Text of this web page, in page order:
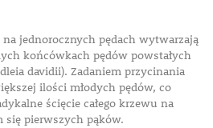
jednorocznych pędach wytwarzają
końcówkach pędów powstałych
davidii). Zadaniem przycinania
ilości młodych pędów, co
ścięcie całego krzewu na
się pierwszych pąków.